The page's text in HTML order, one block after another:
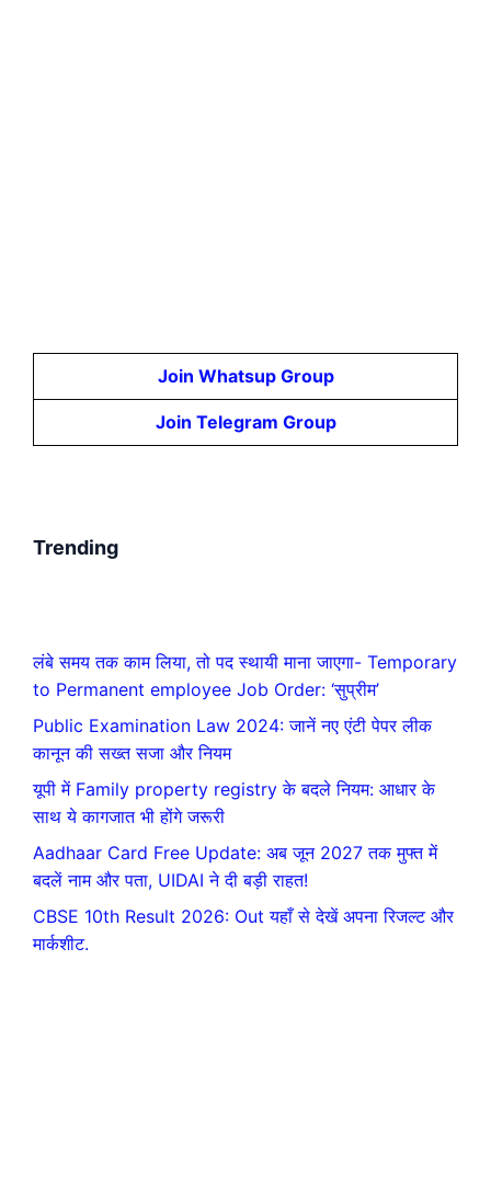
Join Whatsup Group
Join Telegram Group
Trending
लंबे समय तक काम लिया, तो पद स्थायी माना जाएगा- Temporary
to Permanent employee Job Order: ‘सुप्रीम’
Public Examination Law 2024: जानें नए एंटी पेपर लीक
कानून की सख्त सजा और नियम
यूपी में Family property registry के बदले नियम: आधार के
साथ ये कागजात भी होंगे जरूरी
Aadhaar Card Free Update: अब जून 2027 तक मुफ्त में
बदलें नाम और पता, UIDAI ने दी बड़ी राहत!
CBSE 10th Result 2026: Out यहाँ से देखें अपना रिजल्ट और
मार्कशीट.